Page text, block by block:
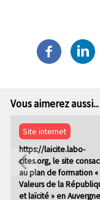
Vous aimerez aussi...
Site internet
https://laicite.labo-
cites.org, le site
au plan de formation «
Valeurs de la
et laïcité » en